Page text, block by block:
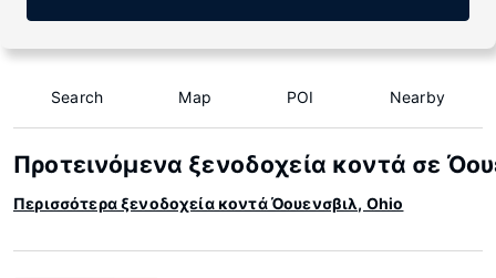
Search Map POI Nearby
Προτεινόμενα ξενοδοχεία κοντά σε
Περισσότερα ξενοδοχεία κοντά Όουενσβιλ, Ohio